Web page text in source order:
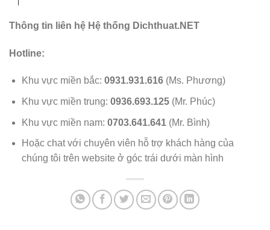
Thông tin liên hệ Hệ thống Dichthuat.NET
Hotline:
Khu vực miền bắc: 0931.931.616(Ms. Phương)
Khu vực miền trung: 0936.693.125(Mr. Phúc)
Khu vực miền nam: 0703.641.641(Mr. Bình)
Hoặc chat với chuyên viên hỗ trợ khách hàng của
chúng tôi trên website ở góc trái dưới màn hình